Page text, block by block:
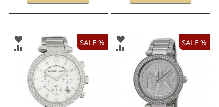
SALE %
ZUR
WUNSCHLISTE
HINZUFÜGEN
ZUR
VERGLEICHSLISTE
HINZUFÜGEN
SALE %
ZUR
WUNSCHLISTE
HINZUFÜGEN
ZUR
VERGLEICHSLISTE
HINZUFÜGEN